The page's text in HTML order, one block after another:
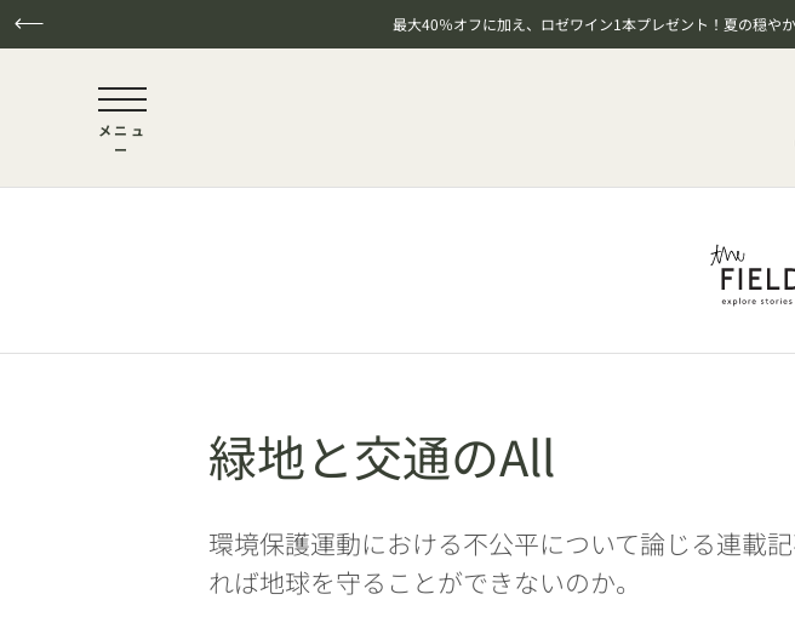
最大40％オフに加え、ロゼワイン1本プレゼント！夏の穏や
NaN / 6
メニュ
ー
緑地と交通のAll
環境保護運動における不公平について論じる連載
れば地球を守ることができないのか。